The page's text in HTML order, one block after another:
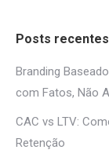
Posts recentes
Branding
com Fatos, Não
CAC vs LTV:
Retenção